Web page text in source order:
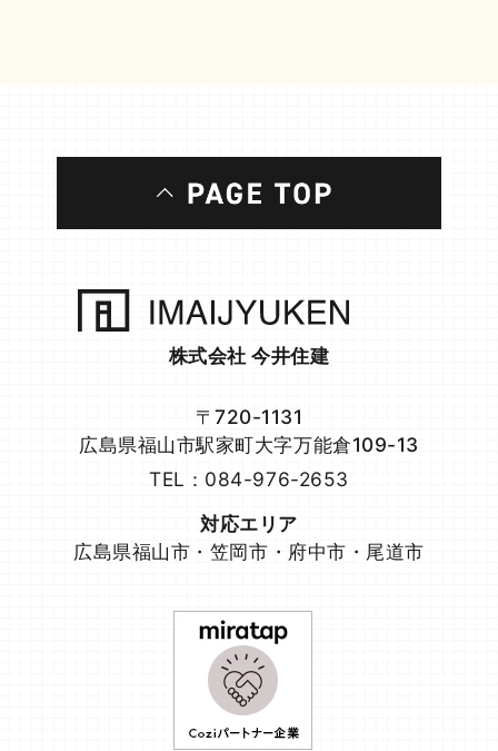
株式会社 今井住建
〒720-1131
広島県福山市駅家町大字万能倉109-13
TEL：084-976-2653
対応エリア
広島県福山市・笠岡市・府中市・尾道市